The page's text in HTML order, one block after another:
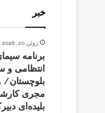
خبر
ژوئن 20, 2026
برنامه
انتظامی و
بلوچستان/
مجری
بلیده‌ای